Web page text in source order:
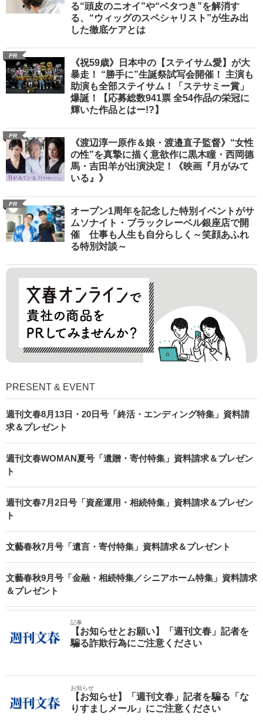
る“頭皮のニオイ”や“ベタつき”を解消す
る、“ウィッグのスペシャリスト”が生み出
した徹底ケアとは
PR
《祝59歳》日本中の【ステイサム愛】が大
暴走！ “勝手に”生誕祭試写会開催！ 主演も
助演も全部ステイサム！「ステサミー賞」
爆誕！【応募総数941票 全54作品の栄冠に
輝いた作品とはー!?】
PR
《渡辺淳一原作＆娘・渡邉直子監督》“女性
の性”を真摯に描く意欲作に黒木瞳・西岡德
馬・吉田羊が出演決定！《映画『月がみて
いる』》
PR
オープン1周年を記念した特別イベントがサ
ムソナイト・ブラックレーベル銀座店で開
催 仕事も人生も自分らしく～笑顔あふれ
る特別対談～
PRESENT & EVENT
週刊文春8月13日・20日号「終活・エンディング特集」資料請
求＆プレゼント
週刊文春WOMAN夏号「遺贈・寄付特集」資料請求＆プレゼン
ト
週刊文春7月2日号「資産運用・相続特集」資料請求＆プレゼン
ト
文藝春秋7月号「遺言・寄付特集」資料請求＆プレゼント
文藝春秋9月号「金融・相続特集／シニアホーム特集」資料請求
＆プレゼント
記事
【お知らせとお願い】「週刊文春」記者を
騙る詐欺行為にご注意ください
お知らせ
【お知らせ】「週刊文春」記者を騙る「な
りすましメール」にご注意ください